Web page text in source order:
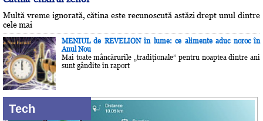
Multă vreme ignorată, cătina este recunoscută astăzi drept unul dintre
cele mai
MENIUL de REVELION în lume: ce alimente aduc noroc în
Anul Nou
Mai toate mâncărurile „tradiţionale” pentru noaptea dintre ani
sunt gândite în raport
Tech